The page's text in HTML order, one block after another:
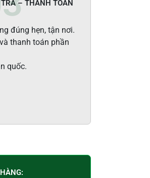
– THANH TOÁN
đúng hẹn, tận nơi.
thanh toán phần
quốc.